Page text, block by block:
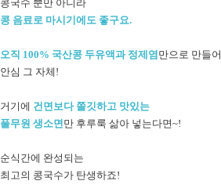
콩국수 뿐만 아니라
콩 음료로 마시기에도 좋구요.
오직 100% 국산콩 두유액과 정제염 만으로 만들어
안심 그 자체!
거기에 건면보다 쫄깃하고 맛있는
풀무원 생소면 만 후루룩 삶아 넣는다면~!
순식간에 완성되는
최고의 콩국수가 탄생하죠!